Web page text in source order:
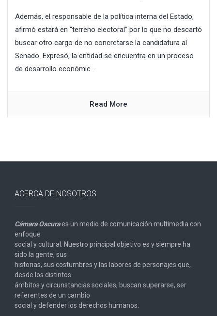
Además, el responsable de la política interna del Estado,
afirmó estará en “terreno electoral” por lo que no descartó
buscar otro cargo de no concretarse la candidatura al
Senado. Expresó; la entidad se encuentra en un proceso
de desarrollo económic...
Read More
ACERCA DE NOSOTROS
Cámara Oscuraes un medio de comunicación multimedia con
enfoque
social y cultural. Nuestro principal objetivo es y siempre ha
sido la gente, sus
historias, sus costumbres y las labores de personajes que,
desde los distintos
ámbitos y circunstancias sociales, buscan superarse, ser
referentes de un cambio
social y defender los derechos humanos.